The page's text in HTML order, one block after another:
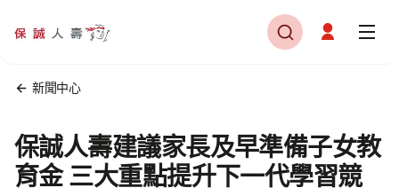
新聞中心
保誠人壽建議家長及早準備子女教
育金 三大重點提升下一代學習競